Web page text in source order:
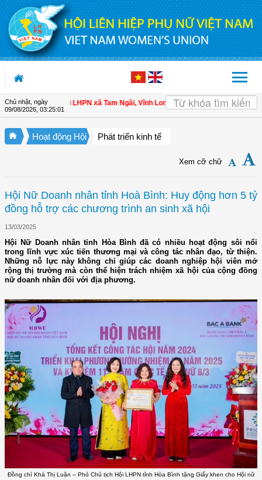
Truy cập nội dung luôn
Chủ nhật, ngày
09/08/2026, 03:25:02
hội viên | Hội LHPN xã Tam Ngãi, Vĩnh Long sơ kết công tác Hội và phong
Hoạt động Hội Phát triển kinh tế
Xem cỡ chữ
Hội Nữ Doanh nhân tỉnh Hoà Bình: Huy động hơn 5 tỷ
đồng hỗ trợ các chương trình an sinh xã hội
13/03/2025
Hội Nữ Doanh nhân tỉnh Hòa Bình đã có nhiều hoạt động sôi nổi
trong lĩnh vực xúc tiến thương mại và công tác nhân đạo, từ thiện.
Những nỗ lực này không chỉ giúp các doanh nghiệp hội viên mở
rộng thị trường mà còn thể hiện trách nhiệm xã hội của cộng đồng
nữ doanh nhân đối với địa phương.
Đồng chí Khà Thị Luận – Phó Chủ tịch Hội LHPN tỉnh Hòa Bình tặng Giấy khen cho Hội nữ